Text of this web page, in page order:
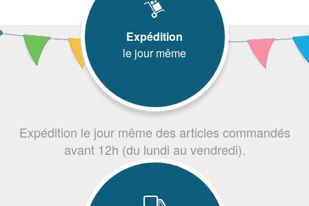
Expédition
le jour même
Expédition le jour même des articles commandés
avant 12h (du lundi au vendredi).